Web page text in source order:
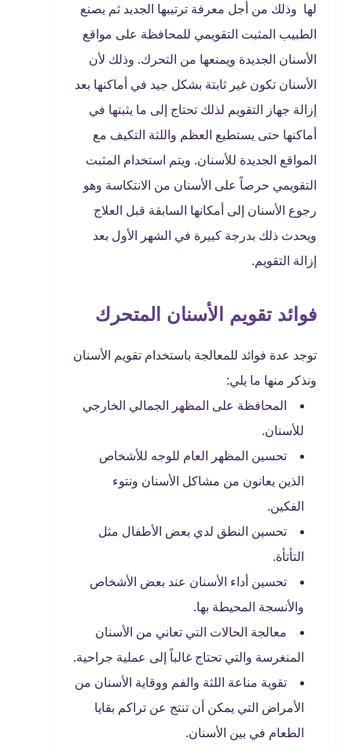
لها وذلك من أجل معرفة ترتيبها الجديد ثم يصنع
الطبيب المثبت التقويمي للمحافظة على مواقع
الأسنان الجديدة ويمنعها من التحرك. وذلك لأن
الأسنان تكون غير ثابتة بشكل جيد في أماكنها بعد
إزالة جهاز التقويم لذلك تحتاج إلى ما يثبتها في
أماكنها حتى يستطيع العظم واللثة التكيف مع
المواقع الجديدة للأسنان. ويتم استخدام المثبت
التقويمي حرصاً على الأسنان من الانتكاسة وهو
رجوع الأسنان إلى أمكانها السابقة قبل العلاج
ويحدث ذلك بدرجة كبيرة في الشهر الأول بعد
إزالة التقويم.
فوائد تقويم الأسنان المتحرك
توجد عدة فوائد للمعالجة باستخدام تقويم الأسنان
ونذكر منها ما يلي:
المحافظة على المظهر الجمالي الخارجي
للأسنان.
تحسين المظهر العام للوجه للأشخاص
الذين يعانون من مشاكل الأسنان ونتوء
الفكين.
تحسين النطق لدي بعض الأطفال مثل
التأتأة.
تحسين أداء الأسنان عند بعض الأشخاص
والأنسجة المحيطة بها.
معالجة الحالات التي تعاني من الأسنان
المنغرسة والتي تحتاج غالباً إلى عملية جراحية.
تقوية مناعة اللثة والفم ووقاية الأسنان من
الأمراض التي يمكن أن تنتج عن تراكم بقايا
الطعام في بين الأسنان.